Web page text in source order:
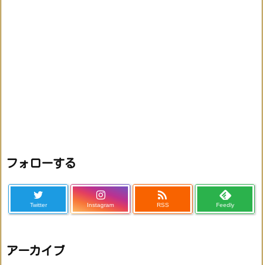
フォローする
Twitter Instagram

RSS Feedly
アーカイブ